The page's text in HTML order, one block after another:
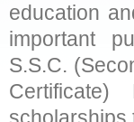
education
important
S.S.C.